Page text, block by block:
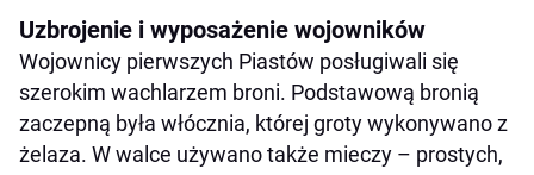
Uzbrojenie i wyposażenie wojowników
Wojownicy pierwszych Piastów posługiwali się
szerokim wachlarzem broni. Podstawową bronią
zaczepną była włócznia, której groty wykonywano z
żelaza. W walce używano także mieczy – prostych,